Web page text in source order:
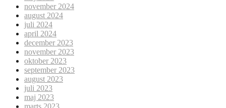
november 2024
august 2024
juli 2024
april 2024
december 2023
november 2023
oktober 2023
september 2023
august 2023
juli 2023
maj 2023